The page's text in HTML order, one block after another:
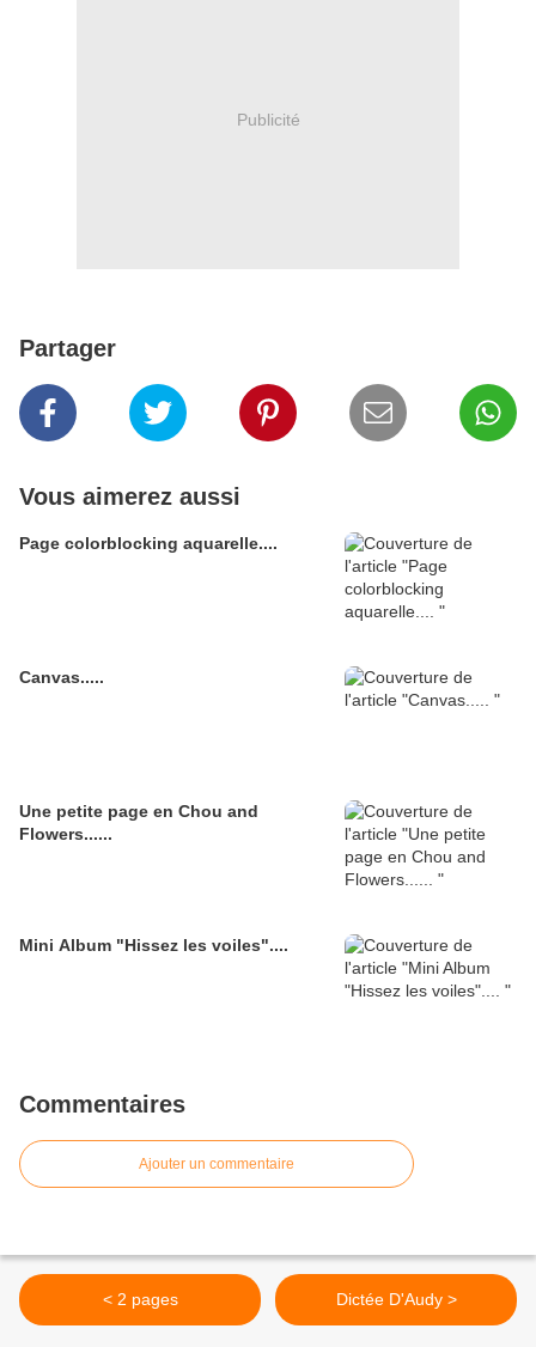
Publicité
Partager
Vous aimerez aussi
Page colorblocking aquarelle....
Canvas.....
Une petite page en Chou and
Flowers......
Mini Album "Hissez les voiles"....
Commentaires
Ajouter un commentaire
< 2 pages Dictée D'Audy >